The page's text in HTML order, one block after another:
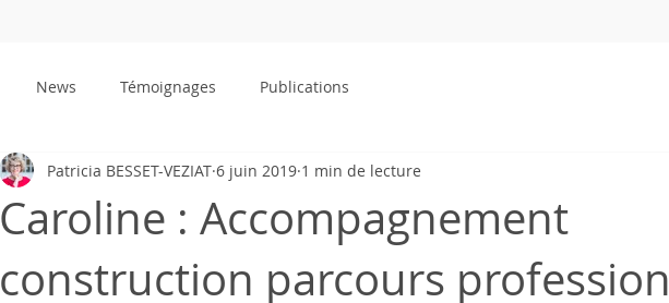
News Témoignages Publications
Caroline : Accompagnement
construction parcours
Patricia BESSET-VEZIAT 6 juin 2019 1 min de lecture